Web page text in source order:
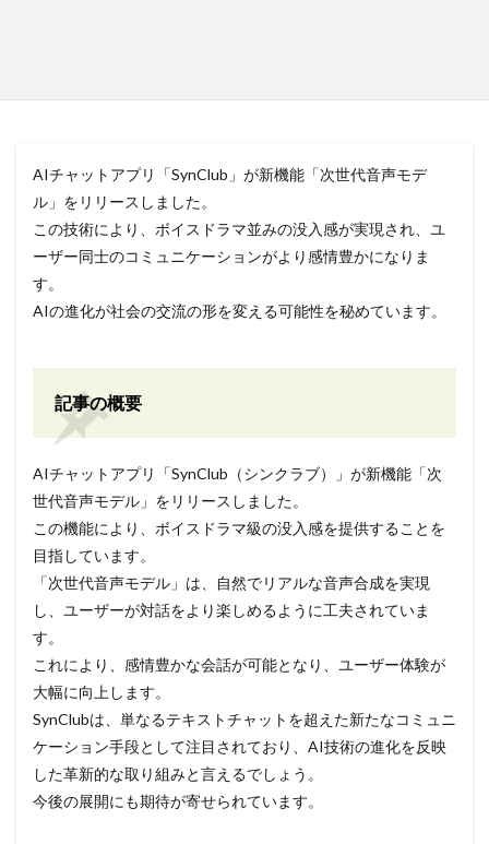
AIチャットアプリ「SynClub」が新機能「次世代音声モデ
ル」をリリースしました。
この技術により、ボイスドラマ並みの没入感が実現され、ユ
ーザー同士のコミュニケーションがより感情豊かになりま
す。
AIの進化が社会の交流の形を変える可能性を秘めています。
記事の概要
AIチャットアプリ「SynClub（シンクラブ）」が新機能「次
世代音声モデル」をリリースしました。
この機能により、ボイスドラマ級の没入感を提供することを
目指しています。
「次世代音声モデル」は、自然でリアルな音声合成を実現
し、ユーザーが対話をより楽しめるように工夫されていま
す。
これにより、感情豊かな会話が可能となり、ユーザー体験が
大幅に向上します。
SynClubは、単なるテキストチャットを超えた新たなコミュニ
ケーション手段として注目されており、AI技術の進化を反映
した革新的な取り組みと言えるでしょう。
今後の展開にも期待が寄せられています。